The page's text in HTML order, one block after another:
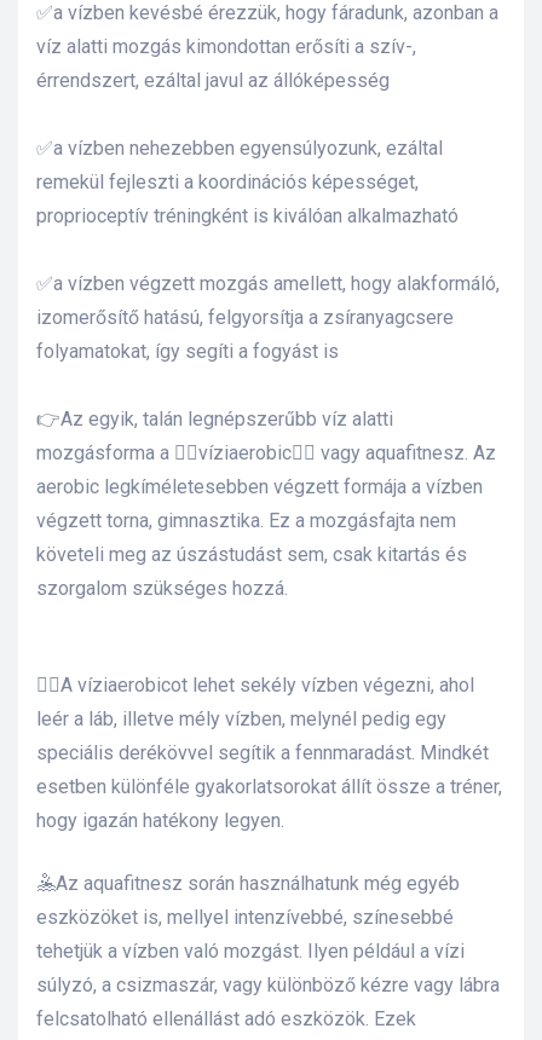
✅a vízben kevésbé érezzük, hogy fáradunk, azonban a
víz alatti mozgás kimondottan erősíti a szív-,
érrendszert, ezáltal javul az állóképesség
✅a vízben nehezebben egyensúlyozunk, ezáltal
remekül fejleszti a koordinációs képességet,
proprioceptív tréningként is kiválóan alkalmazható
✅a vízben végzett mozgás amellett, hogy alakformáló,
izomerősítő hatású, felgyorsítja a zsíranyagcsere
folyamatokat, így segíti a fogyást is
👉Az egyik, talán legnépszerűbb víz alatti
mozgásforma a 🏊‍♀️víziaerobic🏊‍♀️ vagy aquafitnesz. Az
aerobic legkíméletesebben végzett formája a vízben
végzett torna, gimnasztika. Ez a mozgásfajta nem
követeli meg az úszástudást sem, csak kitartás és
szorgalom szükséges hozzá.
🏊‍♀️A víziaerobicot lehet sekély vízben végezni, ahol
leér a láb, illetve mély vízben, melynél pedig egy
speciális derékövvel segítik a fennmaradást. Mindkét
esetben különféle gyakorlatsorokat állít össze a tréner,
hogy igazán hatékony legyen.
🤽Az aquafitnesz során használhatunk még egyéb
eszközöket is, mellyel intenzívebbé, színesebbé
tehetjük a vízben való mozgást.
Ilyen például a vízi
súlyzó, a csizmaszár, vagy különböző kézre vagy lábra
felcsatolható ellenállást adó eszközök. Ezek